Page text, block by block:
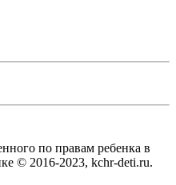
по правам ребенка в
© 2016-2023, kchr-deti.ru.